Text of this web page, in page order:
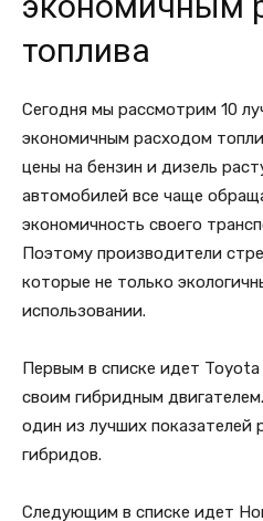
топлива
Сегодня мы рассмотрим 10
экономичным расходом
цены на бензин и дизель
автомобилей все чаще
экономичность своего
Поэтому производители
которые не только
использовании.
Первым в списке идет
своим гибридным
один из лучших показателей
гибридов.
Следующим в списке идет